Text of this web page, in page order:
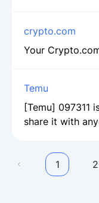
crypto.com
Your
Temu
[Temu] 097311
share it with
1 2